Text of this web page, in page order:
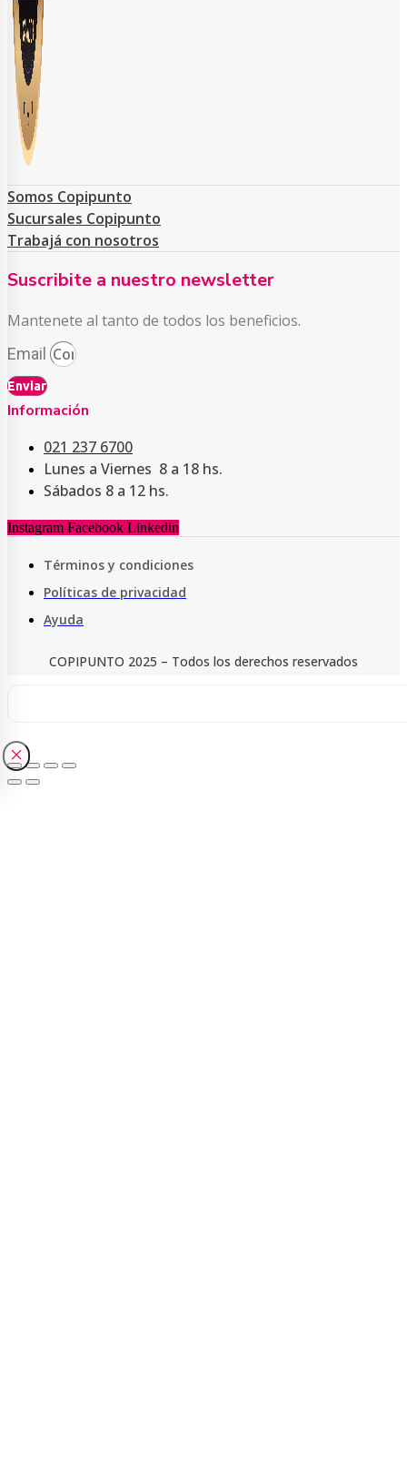
Somos Copipunto
Sucursales Copipunto
Trabajá con nosotros
Suscribite a nuestro newsletter
Mantenete al tanto de todos los beneficios.
Email
Enviar
Información
021 237 6700
Lunes a Viernes 8 a 18 hs.
Sábados 8 a 12 hs.
Instagram Facebook Linkedin
Términos y condiciones
Políticas de privacidad
Ayuda
COPIPUNTO 2025 – Todos los derechos reservados